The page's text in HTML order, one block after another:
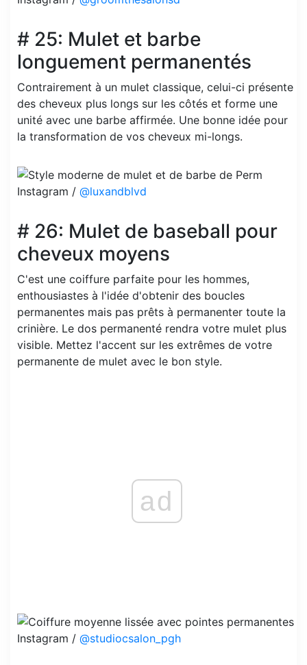
# 25: Mulet et barbe
longuement permanentés
Contrairement à un mulet classique, celui-ci présente
des cheveux plus longs sur les côtés et forme une
unité avec une barbe affirmée. Une bonne idée pour
la transformation de vos cheveux mi-longs.
Instagram / @luxandblvd
# 26: Mulet de baseball pour
cheveux moyens
C'est une coiffure parfaite pour les hommes,
enthousiastes à l'idée d'obtenir des boucles
permanentes mais pas prêts à permanenter toute la
crinière. Le dos permanenté rendra votre mulet plus
visible. Mettez l'accent sur les extrêmes de votre
permanente de mulet avec le bon style.
ad
Instagram / @studiocsalon_pgh